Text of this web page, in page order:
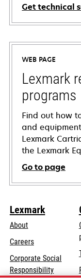
Get technical
opens
in
new
tab
WEB PAGE
Lexmark
programs
Find out how
and
Lexmark
the Lexmark
Go to page
Lexmark
About
Careers
Corporate Social
Responsibilityopens